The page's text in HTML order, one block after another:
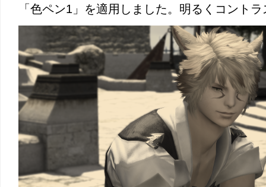
「色ペン1」を適用しました。明るくコント